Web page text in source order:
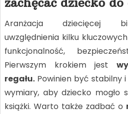
Aranżacja dziecięcej
uwzględnienia kilku
funkcjonalność,
Pierwszym krokiem jest
regału.Powinien być stabilny
wymiary, aby dziecko mogło
książki. Warto także zadbać o